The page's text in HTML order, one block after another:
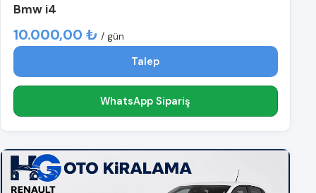
Bmw i4
10.000,00 ₺ / gün
Talep
WhatsApp Sipariş